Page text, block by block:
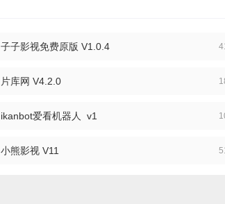
子子影视免费原版 V1.0.4
片库网 V4.2.0
ikanbot爱看机器人 v1
小熊影视 V11